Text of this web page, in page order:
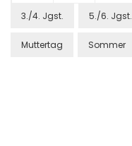
3./4. Jgst. 5./6. Jgst.
Muttertag Sommer